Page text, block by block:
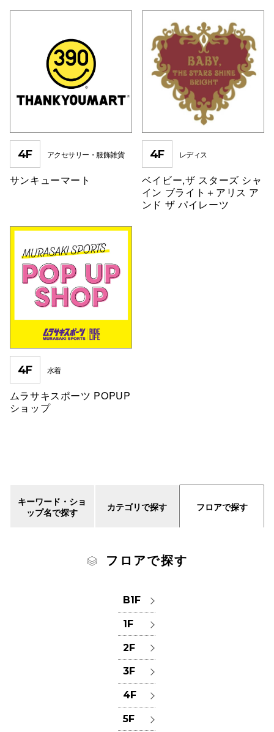
4F アクセサリー・服飾雑貨
サンキューマート
4F レディス
ベイビー,ザ スターズ シャ
イン ブライト＋アリス ア
ンド ザ パイレーツ
4F 水着
ムラサキスポーツ POPUP
ショップ
キーワード・ショ
ップ名で探す
カテゴリで探す フロアで探す
フロアで探す
B1F
1F
2F
3F
4F
5F
新百合丘
三宮オ
キャナルシ
横浜ビ